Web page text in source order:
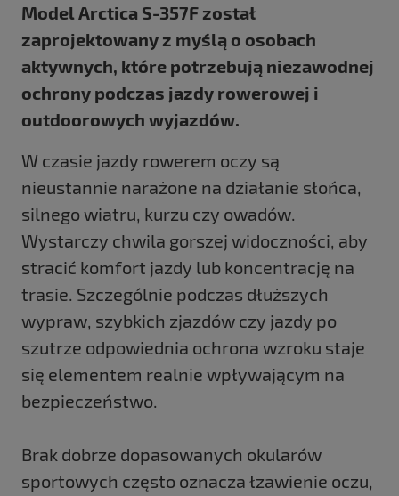
Model Arctica S-357F został
zaprojektowany z myślą o osobach
aktywnych, które potrzebują niezawodnej
ochrony podczas jazdy rowerowej i
outdoorowych wyjazdów.
W czasie jazdy rowerem oczy są
nieustannie narażone na działanie słońca,
silnego wiatru, kurzu czy owadów.
Wystarczy chwila gorszej widoczności, aby
stracić komfort jazdy lub koncentrację na
trasie. Szczególnie podczas dłuższych
wypraw, szybkich zjazdów czy jazdy po
szutrze odpowiednia ochrona wzroku staje
się elementem realnie wpływającym na
bezpieczeństwo.
Brak dobrze dopasowanych okularów
sportowych często oznacza łzawienie oczu,